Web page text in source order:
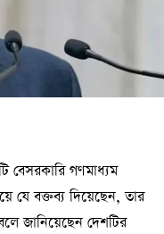
ছিলেন উখিয়া-
চৌধুরী, মহেশখালী-
মাহফুজ উল্লাহ
কক্সবাজারে পৌঁছান
ঢাকায় ফেরার কথা
বেসরকারি গণমাধ্যম
যে বক্তব্য দিয়েছেন, তার
জানিয়েছেন দেশটির